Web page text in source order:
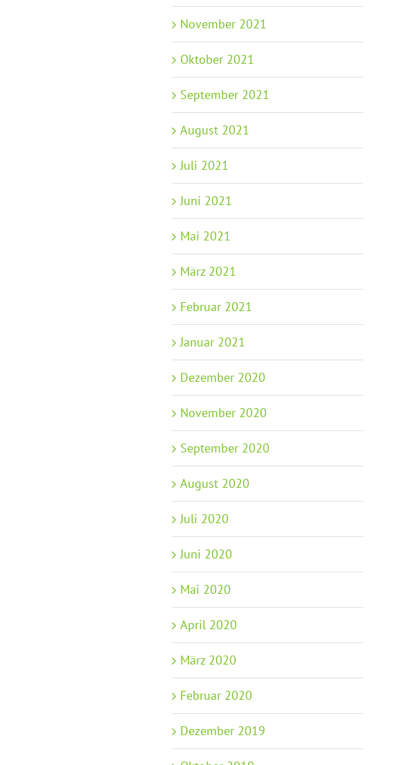
November 2021
Oktober 2021
September 2021
August 2021
Juli 2021
Juni 2021
Mai 2021
März 2021
Februar 2021
Januar 2021
Dezember 2020
November 2020
September 2020
August 2020
Juli 2020
Juni 2020
Mai 2020
April 2020
März 2020
Februar 2020
Dezember 2019